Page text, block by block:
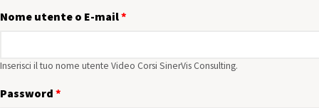
Nome utente o E-mail*
Inserisci il tuo nome utente Video Corsi SinerVis Consulting.
Password *